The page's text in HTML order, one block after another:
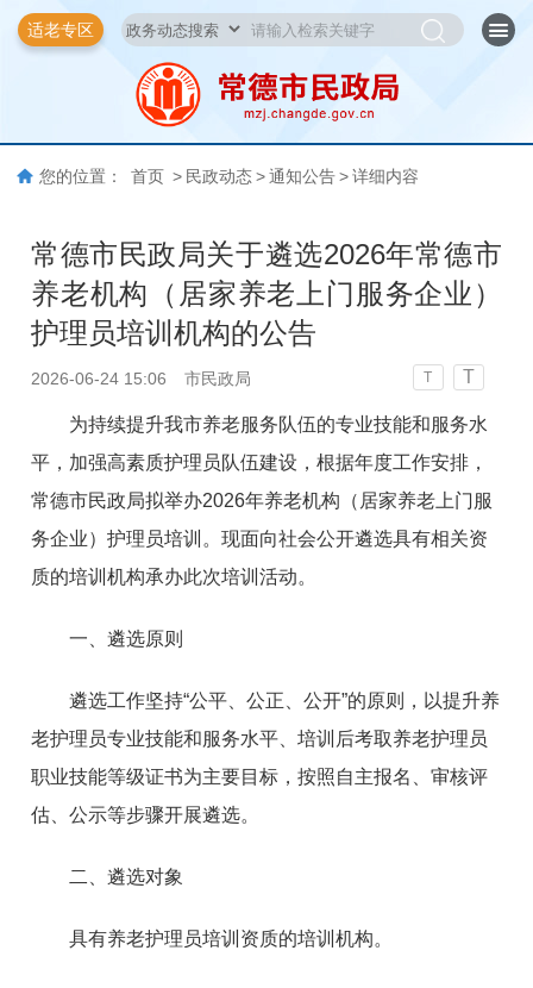
适老专区
您的位置： 首页 > 民政动态 > 通知公告 > 详细内容
常德市民政局关于遴选2026年常德市
养老机构（居家养老上门服务企业）
护理员培训机构的公告
2026-06-24 15:06 市民政局 T T
为持续提升我市养老服务队伍的专业技能和服务水
平，加强高素质护理员队伍建设，根据年度工作安排，
常德市民政局拟举办2026年养老机构（居家养老上门服
务企业）护理员培训。现面向社会公开遴选具有相关资
质的培训机构承办此次培训活动。
一、遴选原则
遴选工作坚持“公平、公正、公开”的原则，以提升养
老护理员专业技能和服务水平、培训后考取养老护理员
职业技能等级证书为主要目标，按照自主报名、审核评
估、公示等步骤开展遴选。
二、遴选对象
具有养老护理员培训资质的培训机构。